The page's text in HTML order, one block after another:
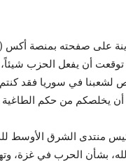
على صفحته بمنصة أكس
توقعت أن يفعل الحزب
لشعبنا في سوريا فقد
أن يخلصكم من حكم الطاغية
منتدى الشرق الأوسط
بشأن الحرب في غزة،